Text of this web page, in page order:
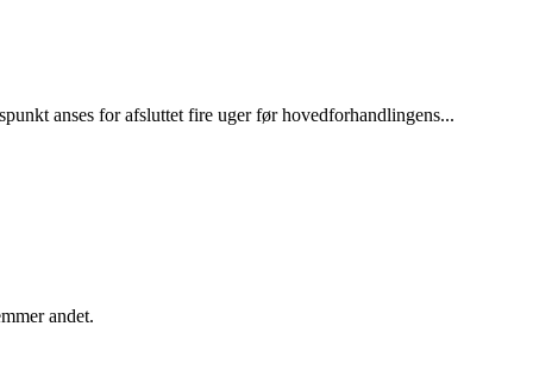
anses for afsluttet fire uger før hovedforhandlingens...
andet.